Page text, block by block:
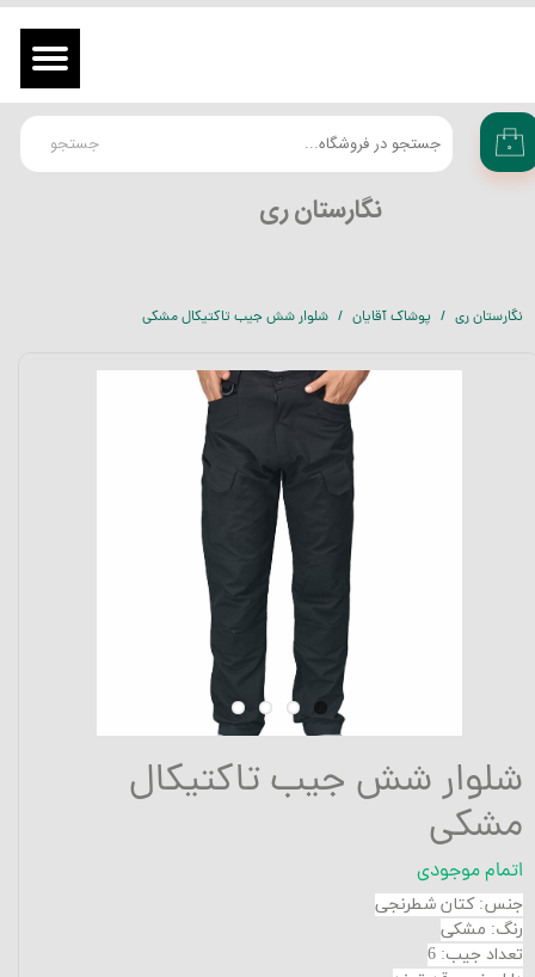
​نگارستان ری
جستجو ۰
تغییر گذر واژه
سفارشات
خروج از حساب کاربری
نگارستان ری پوشاک آقایان شلوار شش جیب تاکتیکال مشکی
شلوار شش جیب تاکتیکال
مشکی
اتمام موجودی
جنس: کتان شطرنجی
رنگ: مشکی
تعداد جیب: 6